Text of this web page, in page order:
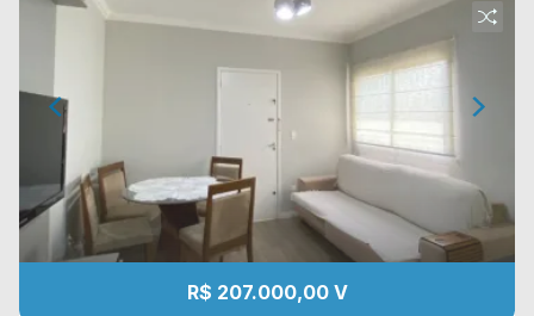
R$ 207.000,00 V